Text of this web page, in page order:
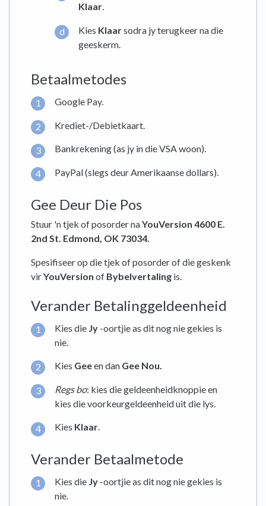
Klaar.
Kies Klaarsodra jy terugkeer na die
geeskerm.
Betaalmetodes
Google Pay.
Krediet-/Debietkaart.
Bankrekening (as jy in die VSA woon).
PayPal (slegs deur Amerikaanse dollars).
Gee Deur Die Pos
Stuur 'n tjek of posorder naYouVersion 4600 E.
2nd St. Edmond, OK 73034.
Spesifiseer op die tjek of posorder of die geskenk
virYouVersion of Bybelvertaling is.
Verander Betalinggeldeenheid
Kies die Jy -oortjie as dit nog nie gekies is
nie.
Kies Geeen dan Gee Nou.
Regs bo: kies die geldeenheidknoppie en
kies die voorkeurgeldeenheid uit die lys.
Kies Klaar.
Verander Betaalmetode
Kies die Jy -oortjie as dit nog nie gekies is
nie.